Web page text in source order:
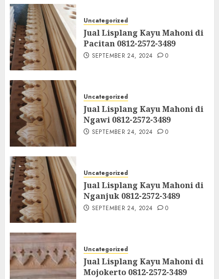
Uncategorized
Jual Lisplang Kayu Mahoni di
Pacitan 0812-2572-3489
SEPTEMBER 24, 2024 0
Uncategorized
Jual Lisplang Kayu Mahoni di
Ngawi 0812-2572-3489
SEPTEMBER 24, 2024 0
Uncategorized
Jual Lisplang Kayu Mahoni di
Nganjuk 0812-2572-3489
SEPTEMBER 24, 2024 0
Uncategorized
Jual Lisplang Kayu Mahoni di
Mojokerto 0812-2572-3489